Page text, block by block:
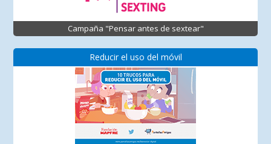
Campaña "Pensar antes de sextear"
Reducir el uso del móvil